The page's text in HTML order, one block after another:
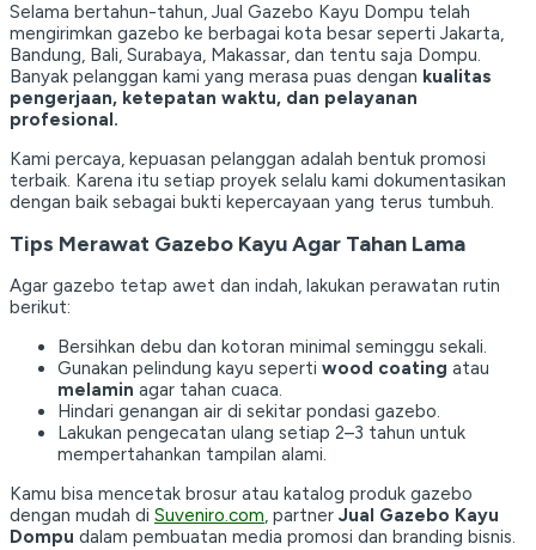
Selama bertahun-tahun, Jual Gazebo Kayu Dompu telah
mengirimkan gazebo ke berbagai kota besar seperti Jakarta,
Bandung, Bali, Surabaya, Makassar, dan tentu saja Dompu.
Banyak pelanggan kami yang merasa puas dengan kualitas
pengerjaan, ketepatan waktu, dan pelayanan
profesional.
Kami percaya, kepuasan pelanggan adalah bentuk promosi
terbaik. Karena itu setiap proyek selalu kami dokumentasikan
dengan baik sebagai bukti kepercayaan yang terus tumbuh.
Tips Merawat Gazebo Kayu Agar Tahan Lama
Agar gazebo tetap awet dan indah, lakukan perawatan rutin
berikut:
Bersihkan debu dan kotoran minimal seminggu sekali.
Gunakan pelindung kayu seperti wood coating atau
melamin agar tahan cuaca.
Hindari genangan air di sekitar pondasi gazebo.
Lakukan pengecatan ulang setiap 2–3 tahun untuk
mempertahankan tampilan alami.
Kamu bisa mencetak brosur atau katalog produk gazebo
dengan mudah di Suveniro.com, partner Jual Gazebo Kayu
Dompu dalam pembuatan media promosi dan branding bisnis.